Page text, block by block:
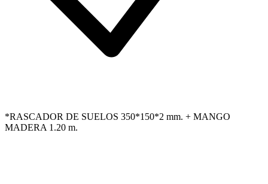
*RASCADOR DE SUELOS 350*150*2 mm. + MANGO
MADERA 1.20 m.